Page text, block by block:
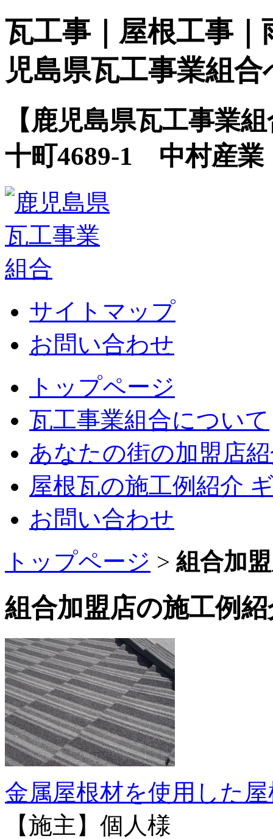
瓦工事｜屋根工事
児島県瓦工事業組合
【鹿児島県瓦工事業
十町4689-1 中村産業
サイトマップ
お問い合わせ
トップページ
瓦工事業組合について
あなたの街の加盟店
屋根瓦の施工例紹介
お問い合わせ
トップページ > 組合加
組合加盟店の施工例
金属屋根材を使用した
【施主】個人様